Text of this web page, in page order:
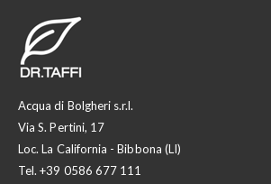
Acqua di Bolgheri s.r.l.
Via S. Pertini, 17
Loc. La California - Bibbona (LI)
Tel.+39 0586 677 111